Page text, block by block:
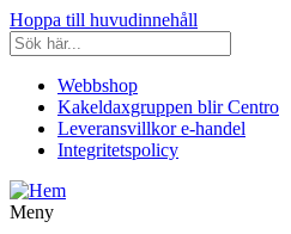
Hoppa till huvudinnehåll
Webbshop
Kakeldaxgruppen blir Centro
Leveransvillkor e-handel
Integritetspolicy
Meny